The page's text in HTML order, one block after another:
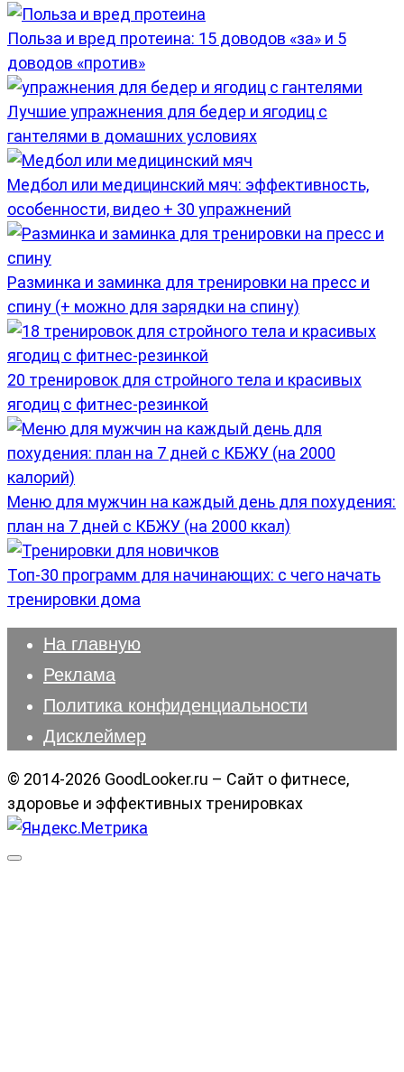
Польза и вред протеина: 15 доводов «за» и 5
доводов «против»
Лучшие упражнения для бедер и ягодиц с
гантелями в домашних условиях
Медбол или медицинский мяч: эффективность,
особенности, видео + 30 упражнений
Разминка и заминка для тренировки на пресс и
спину (+ можно для зарядки на спину)
20 тренировок для стройного тела и красивых
ягодиц с фитнес-резинкой
Меню для мужчин на каждый день для похудения:
план на 7 дней с КБЖУ (на 2000 ккал)
Топ-30 программ для начинающих: с чего начать
тренировки дома
На главную
Реклама
Политика конфиденциальности
Дисклеймер
© 2014-2026 GoodLooker.ru – Сайт о фитнесе,
здоровье и эффективных тренировках